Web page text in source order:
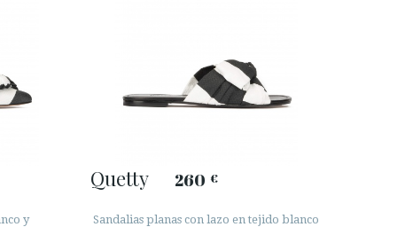
y
Quetty 260 €
Sandalias planas con lazo en tejido blanco